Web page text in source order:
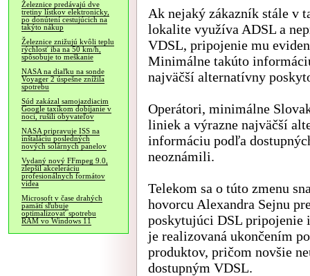
Železnice predávajú dve
tretiny lístkov elektronicky,
po donútení cestujúcich na
takýto nákup
Železnice znižujú kvôli teplu
rýchlosť iba na 50 km/h,
spôsobuje to meškanie
NASA na diaľku na sonde
Voyager 2 úspešne znížila
spotrebu
Súd zakázal samojazdiacim
Google taxíkom dobíjanie v
noci, rušili obyvateľov
NASA pripravuje ISS na
inštaláciu posledných
nových solárnych panelov
Vydaný nový FFmpeg 9.0,
zlepšil akceleráciu
profesionálnych formátov
videa
Microsoft v čase drahých
pamätí sľubuje
optimalizovať spotrebu
RAM vo Windows 11
Ak nejaký zákazník stále v
lokalite využíva ADSL a
VDSL, pripojenie mu
Minimálne takúto
najväčší alternatívny
Operátori, minimálne
liniek a výrazne najväčší
informáciu podľa
neoznámili.
Telekom sa o túto zmenu
hovorcu Alexandra Sejnu
poskytujúci DSL pripojenie
je realizovaná ukončením
produktov, pričom novšie
dostupným VDSL.